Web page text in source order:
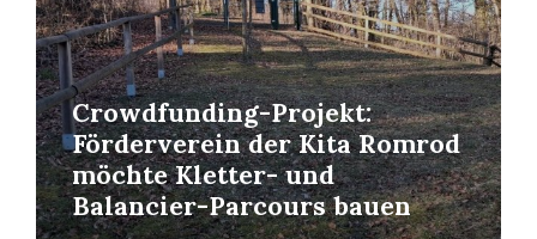
Crowdfunding-Projekt:
Förderverein der Kita Romrod
möchte Kletter- und
Balancier-Parcours bauen